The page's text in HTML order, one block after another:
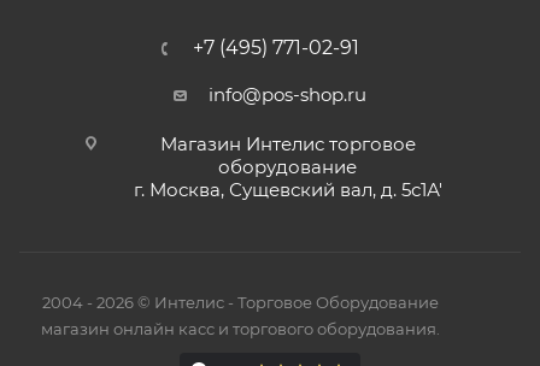
+7 (495) 771-02-91
info@pos-shop.ru
Магазин Интелис торговое
оборудование
г. Москва, Сущевский вал, д. 5с1А'
2004 - 2026 © Интелис - Торговое Оборудование
магазин онлайн касс и торгового оборудования.